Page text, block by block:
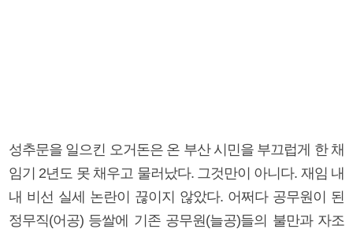
성추문을 일으킨 오거돈은 온 부산 시민을 부끄럽게 한 채
임기 2년도 못 채우고 물러났다. 그것만이 아니다. 재임 내
내 비선 실세 논란이 끊이지 않았다. 어쩌다 공무원이 된
정무직(어공) 등쌀에 기존 공무원(늘공)들의 불만과 자조